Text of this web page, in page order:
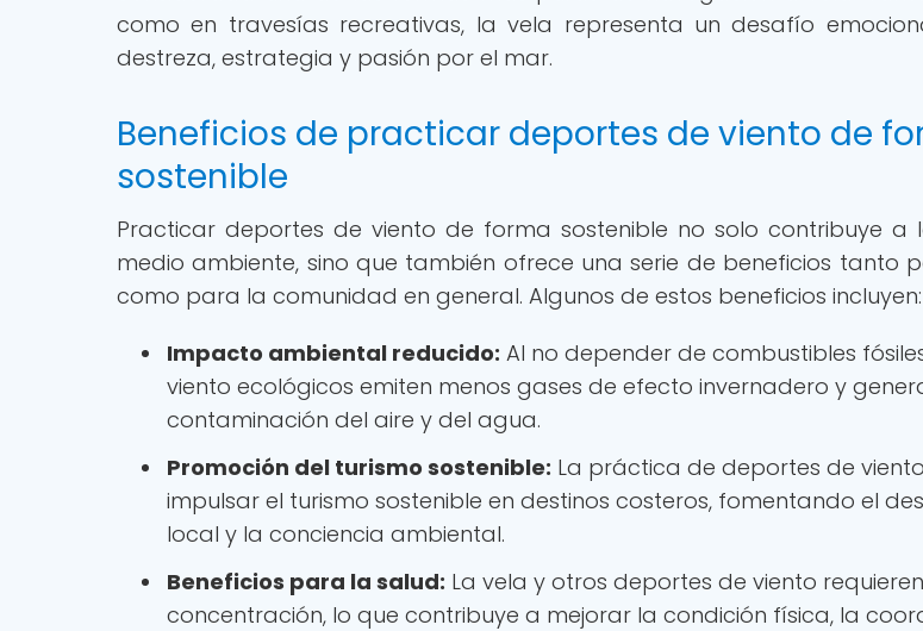
como en travesías recreativas, la vela representa un desafío
destreza, estrategia y pasión por el mar.
Beneficios de practicar deportes de viento de
sostenible
Practicar deportes de viento de forma sostenible no solo contribuye a
medio ambiente, sino que también ofrece una serie de beneficios tanto
como para la comunidad en general. Algunos de estos beneficios incluyen:
Impacto ambiental reducido: Al no depender de combustibles
viento ecológicos emiten menos gases de efecto invernadero y
contaminación del aire y del agua.
Promoción del turismo sostenible: La práctica de deportes de
impulsar el turismo sostenible en destinos costeros, fomentando el
local y la conciencia ambiental.
Beneficios para la salud: La vela y otros deportes de viento
concentración, lo que contribuye a mejorar la condición física, la